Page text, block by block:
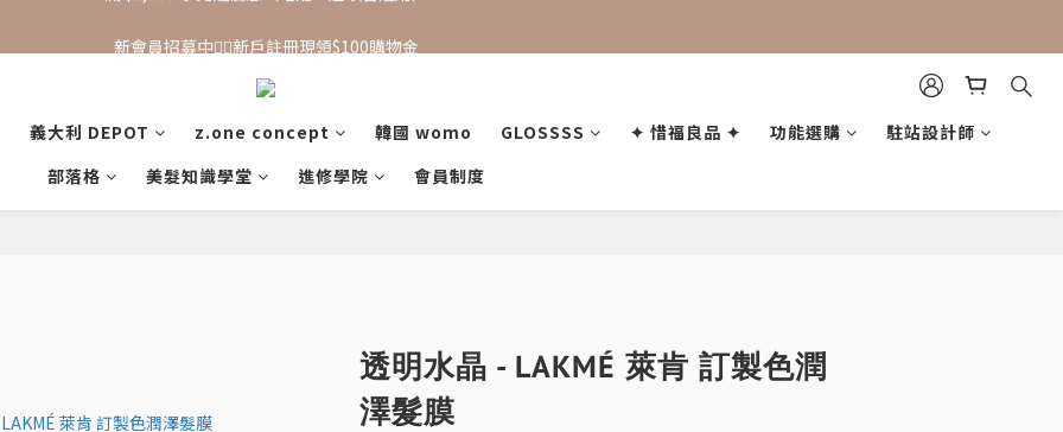
滿 $1,500 享免運優惠（宅配、超取皆適用）
新會員招募中🙋‍♂️新戶註冊現領$100購物金
義大利 DEPOT z.one concept 韓國 womo GLOSSSS ✦ 惜福良品 ✦ 功能選購
駐站設計師
部落格
美髮知識學堂 進修學院 會員制度
透明水晶 - LAKMÉ 萊肯 訂製色潤
澤髮膜